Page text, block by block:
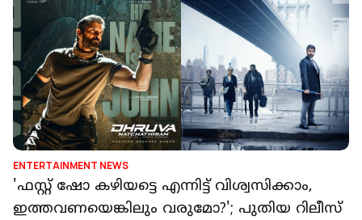
ENTERTAINMENT NEWS
'ഫസ്റ്റ് ഷോ കഴിയട്ടെ എന്നിട്ട് വിശ്വസിക്കാം,
ഇത്തവണയെങ്കിലും വരുമോ?'; പുതിയ റിലീസ്